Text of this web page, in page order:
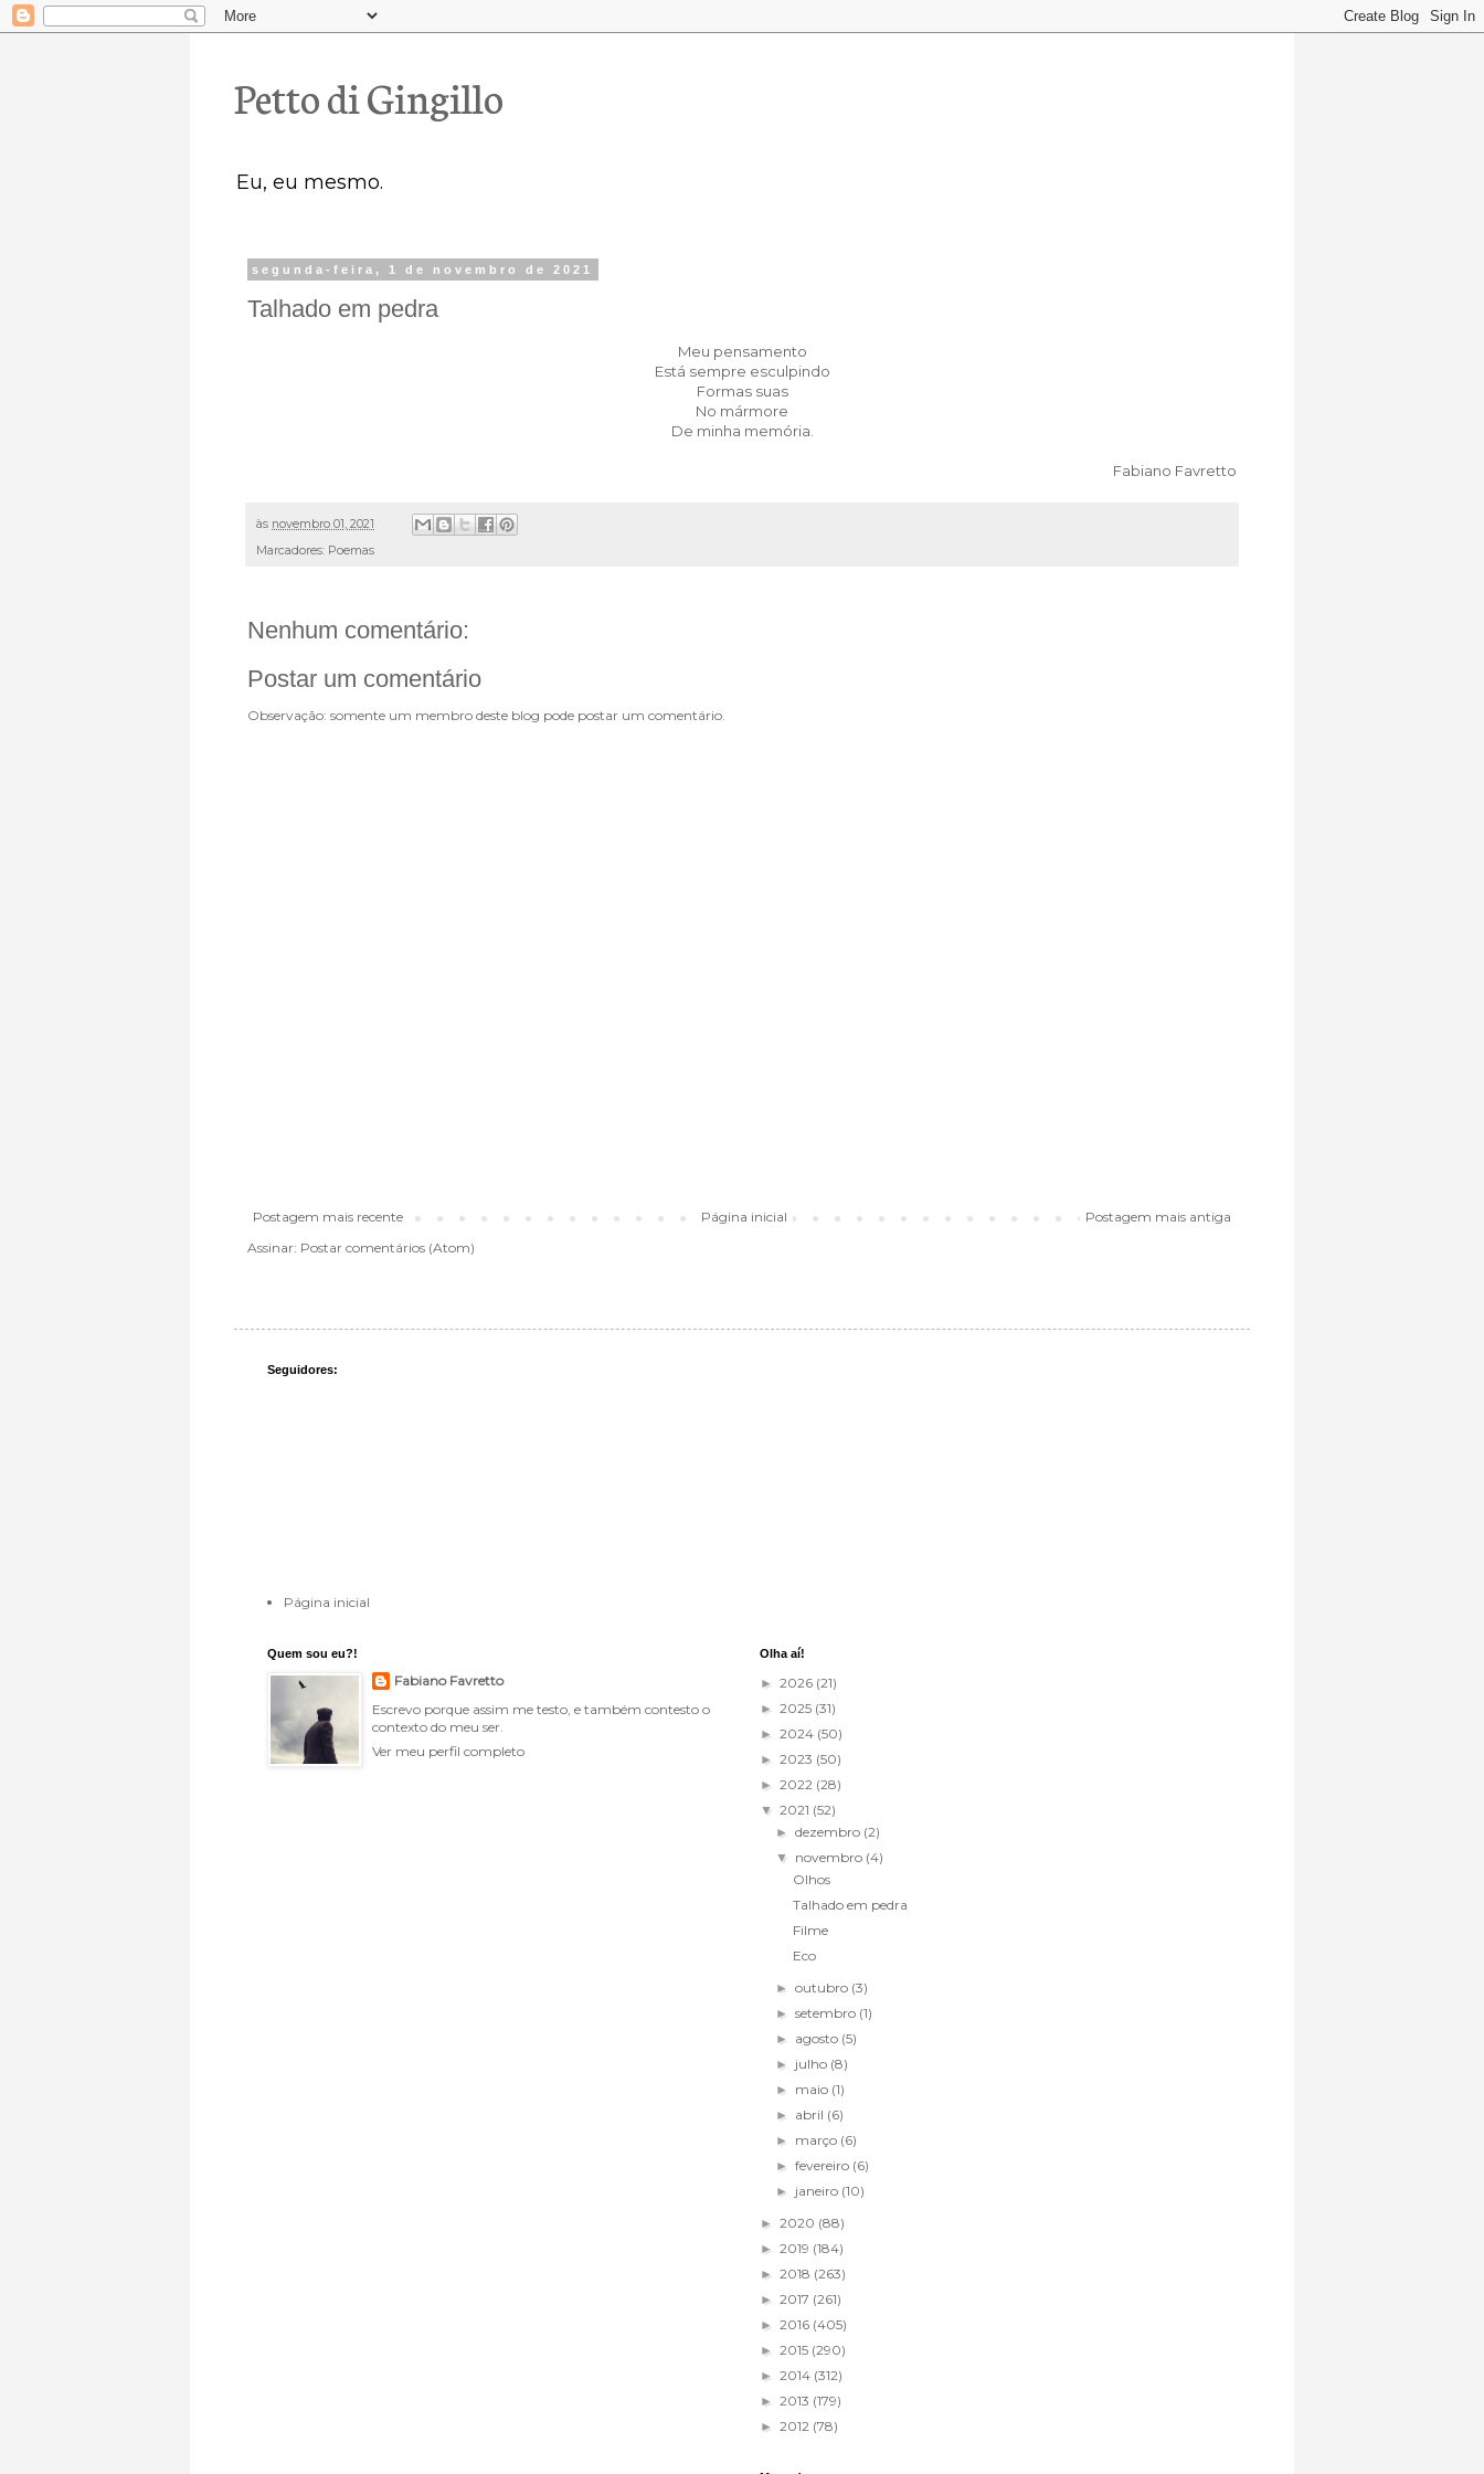
Petto di Gingillo
Eu, eu mesmo.
segunda-feira, 1 de novembro de 2021
Talhado em pedra
Meu pensamento
Está sempre esculpindo
Formas suas
No mármore
De minha memória.
Fabiano Favretto
às novembro 01, 2021
Marcadores: Poemas
Nenhum comentário:
Postar um comentário
Observação: somente um membro deste blog pode postar um comentário.
Postagem mais recente Postagem mais antiga
Página inicial
Assinar: Postar comentários (Atom)
Seguidores:
Página inicial
Quem sou eu?!
Fabiano Favretto
Escrevo porque assim me testo, e também contesto o
contexto do meu ser.
Ver meu perfil completo
Olha aí!
► 2026 (21)
► 2025 (31)
► 2024 (50)
► 2023 (50)
► 2022 (28)
▼ 2021 (52)
►dezembro (2)
▼ novembro (4)
Olhos
Talhado em pedra
Filme
Eco
►outubro (3)
►setembro (1)
► agosto (5)
► julho (8)
► maio (1)
► abril (6)
► março (6)
►fevereiro (6)
► janeiro (10)
► 2020 (88)
► 2019 (184)
► 2018 (263)
► 2017 (261)
► 2016 (405)
► 2015 (290)
► 2014 (312)
► 2013 (179)
► 2012 (78)